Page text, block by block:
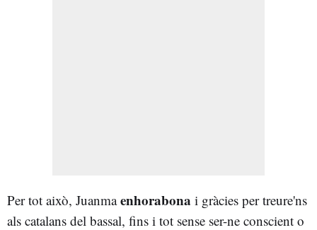
Per tot això, Juanmaenhorabona i gràcies per treure'ns
als catalans del bassal, fins i tot sense ser-ne conscient o